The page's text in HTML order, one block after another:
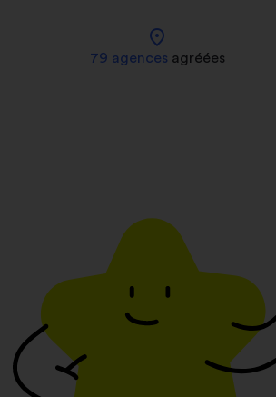
location_on
79 agences agréées